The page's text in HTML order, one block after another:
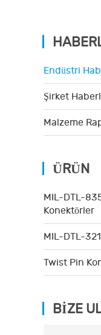
Endüstri
Şirket
Malzeme
ÜRÜN
MIL-DTL-
Konektörler
MIL-DTL-
Twist Pin
BIZE